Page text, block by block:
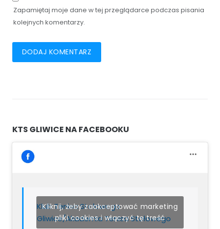
Zapamiętaj moje dane w tej przeglądarce podczas pisania
kolejnych komentarzy.
KTS GLIWICE NA FACEBOOKU
Klub Tenisa Stołowego
Gliwice/Akademia Tenisa Stołowego
Kliknij, żeby zaakceptować marketing
pliki cookies i włączyć tę treść